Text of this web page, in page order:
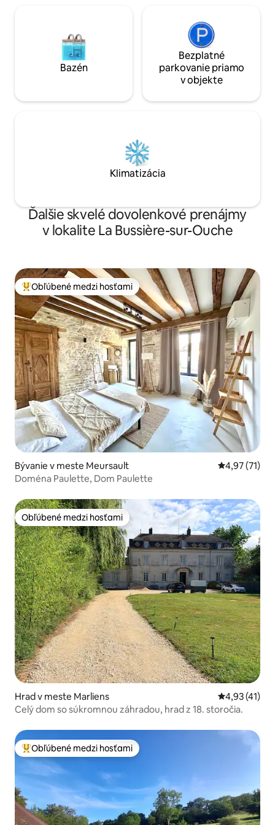
Bazén
Bezplatné
parkovanie priamo
v objekte
Klimatizácia
Ďalšie skvelé dovolenkové prenájmy
v lokalite La Bussière-sur-Ouche
Najobľúbenejšie medzi hosťami
Obľúbené medzi hosťami
Bývanie v meste Meursault Priemerné
4,97 (71)
Doména Paulette, Dom Paulette
Obľúbené medzi hosťami
Obľúbené medzi hosťami
Hrad v meste Marliens Priemerné
4,93 (41)
Celý dom so súkromnou záhradou, hrad z 18. storočia.
Najobľúbenejšie medzi hosťami
Obľúbené medzi hosťami